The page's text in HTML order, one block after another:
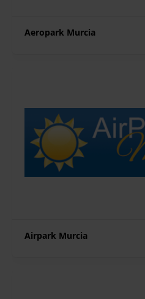
Aeropark Murcia
Airpark Murcia